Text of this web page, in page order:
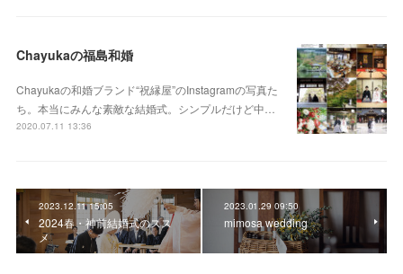
Chayukaの福島和婚
Chayukaの和婚ブランド“祝縁屋”のInstagramの写真た
ち。本当にみんな素敵な結婚式。シンプルだけど中…
2020.07.11 13:36
2023.12.11 15:05
2024春・神前結婚式のスス
メ
2023.01.29 09:50
mimosa wedding